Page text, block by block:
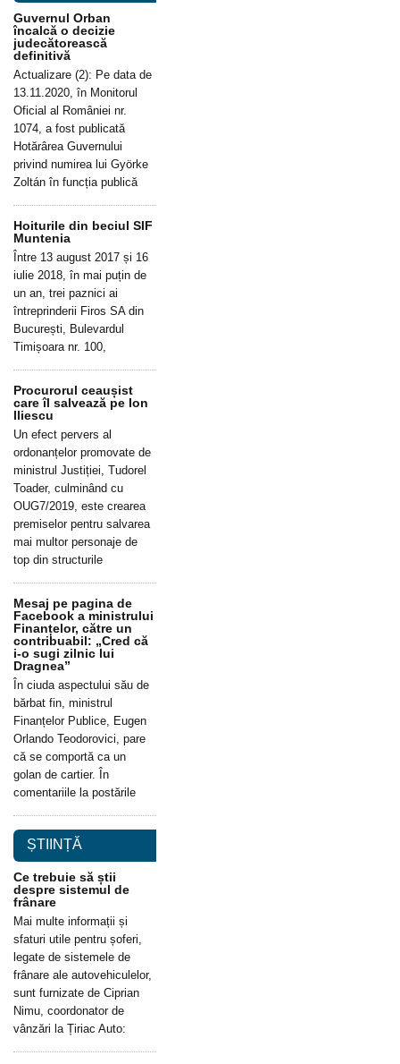
Guvernul Orban
încalcă o decizie
judecătorească
definitivă
Actualizare (2): Pe data de
13.11.2020, în Monitorul
Oficial al României nr.
1074, a fost publicată
Hotărârea Guvernului
privind numirea lui Györke
Zoltán în funcția publică
Hoiturile din beciul SIF
Muntenia
Între 13 august 2017 și 16
iulie 2018, în mai puțin de
un an, trei paznici ai
întreprinderii Firos SA din
București, Bulevardul
Timișoara nr. 100,
Procurorul ceaușist
care îl salvează pe Ion
Iliescu
Un efect pervers al
ordonanțelor promovate de
ministrul Justiției, Tudorel
Toader, culminând cu
OUG7/2019, este crearea
premiselor pentru salvarea
mai multor personaje de
top din structurile
Mesaj pe pagina de
Facebook a ministrului
Finanțelor, către un
contribuabil: „Cred că
i-o sugi zilnic lui
Dragnea”
În ciuda aspectului său de
bărbat fin, ministrul
Finanțelor Publice, Eugen
Orlando Teodorovici, pare
că se comportă ca un
golan de cartier. În
comentariile la postările
ȘTIINȚĂ
Ce trebuie să știi
despre sistemul de
frânare
Mai multe informații și
sfaturi utile pentru șoferi,
legate de sistemele de
frânare ale autovehiculelor,
sunt furnizate de Ciprian
Nimu, coordonator de
vânzări la Țiriac Auto: